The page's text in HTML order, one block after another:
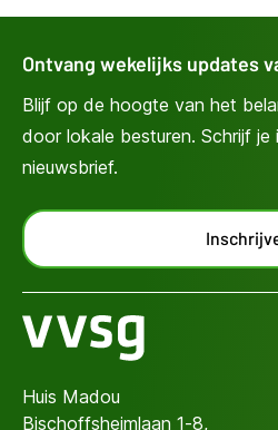
Ontvang wekelijks updates
Blijf op de hoogte van het
door lokale besturen. Schrijf je
nieuwsbrief.
Huis Madou
Bischoffsheimlaan 1-8,